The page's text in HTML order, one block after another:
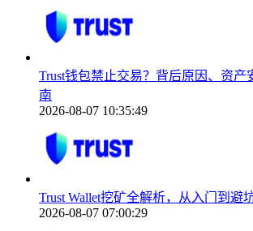
Trust钱包禁止交易？背后原因、资产
南
2026-08-07 10:35:49
Trust Wallet挖矿全解析，从入门到避
2026-08-07 07:00:29